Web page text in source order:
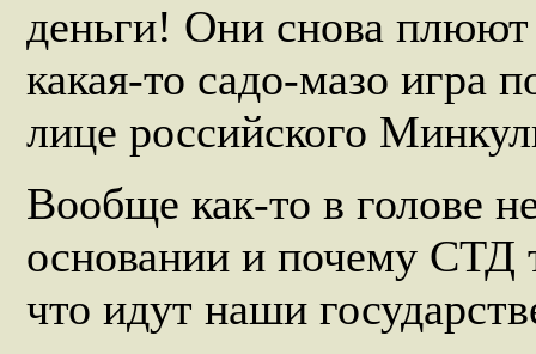
деньги! Они снова
какая-то садо-мазо игра
лице российского
Вообще как-то в голове
основании и почему СТД
что идут наши